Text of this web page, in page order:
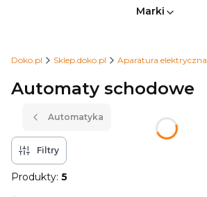
Marki
Doko.pl Sklep.doko.pl Aparatura elektryczna
Automaty schodowe
Automatyka
Filtry
Produkty: 5